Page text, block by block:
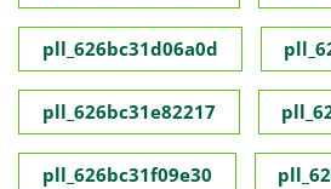
pll_626bc31d06a0d
pll_626bc31e82217
pll_626bc31f09e30